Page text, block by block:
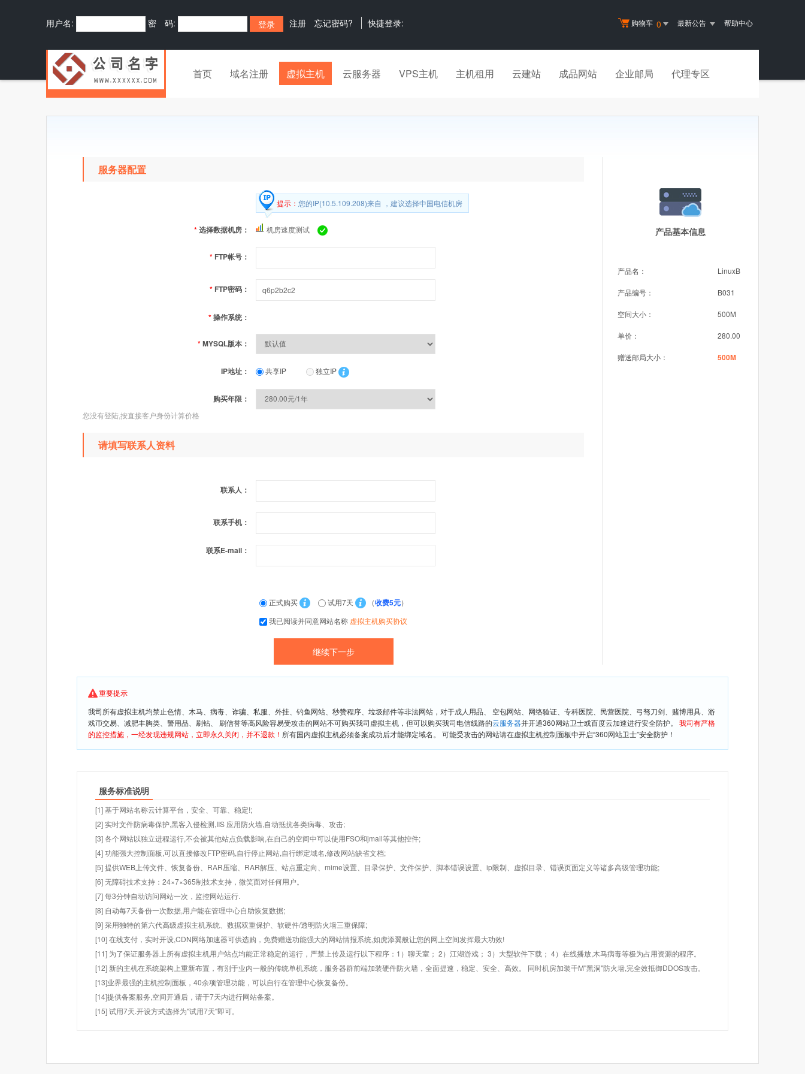
购物车 0 最新公告 帮助中心
用户名: 密 码: 注册 忘记密码? 快捷登录:
首页 域名注册 虚拟主机 云服务器 VPS主机 主机租用 云建站 成品网站 企业邮局 代理专区
产品基本信息
产品名： LinuxB
产品编号： B031
空间大小： 500M
单价： 280.00
赠送邮局大小： 500M
服务器配置
提示： 您的IP(10.5.109.208)来自 ，建议选择中国电信机房
*选择数据机房： 机房速度测试
* FTP帐号：
* FTP密码：
*操作系统：
*MYSQL版本：
IP地址： 共享IP 独立IP
购买年限：
您没有登陆,按直接客户身份计算价格
请填写联系人资料
联系人：
联系手机：
联系E-mail：
正式购买 试用7天 （收费5元）
我已阅读并同意网站名称 虚拟主机购买协议
重要提示
我司所有虚拟主机均禁止色情、木马、病毒、诈骗、私服、外挂、钓鱼网站、秒赞程序、垃圾邮件等非法网站，对于成人用品、 空包网站、网络验证、专科医院、民营医院、弓驽刀剑、赌博用具、游
戏币交易、减肥丰胸类、警用品、刷钻、 刷信誉等高风险容易受攻击的网站不可购买我司虚拟主机，但可以购买我司电信线路的云服务器并开通360网站卫士或百度云加速进行安全防护。 我司有严格
的监控措施，一经发现违规网站，立即永久关闭，并不退款！ 所有国内虚拟主机必须备案成功后才能绑定域名。 可能受攻击的网站请在虚拟主机控制面板中开启“360网站卫士”安全防护！
服务标准说明
[1] 基于网站名称云计算平台，安全、可靠、稳定!;
[2] 实时文件防病毒保护,黑客入侵检测,IIS 应用防火墙,自动抵抗各类病毒、攻击;
[3] 各个网站以独立进程运行,不会被其他站点负载影响,在自己的空间中可以使用FSO和jmail等其他控件;
[4] 功能强大控制面板,可以直接修改FTP密码,自行停止网站,自行绑定域名,修改网站缺省文档;
[5] 提供WEB上传文件、恢复备份、RAR压缩、RAR解压、站点重定向、mime设置、目录保护、文件保护、脚本错误设置、ip限制、虚拟目录、错误页面定义等诸多高级管理功能;
[6] 无障碍技术支持：24×7×365制技术支持，微笑面对任何用户。
[7] 每3分钟自动访问网站一次，监控网站运行.
[8] 自动每7天备份一次数据,用户能在管理中心自助恢复数据;
[9] 采用独特的第六代高级虚拟主机系统、数据双重保护、软硬件/透明防火墙三重保障;
[10] 在线支付，实时开设,CDN网络加速器可供选购，免费赠送功能强大的网站情报系统,如虎添翼般让您的网上空间发挥最大功效!
[11] 为了保证服务器上所有虚拟主机用户站点均能正常稳定的运行，严禁上传及运行以下程序：1）聊天室； 2）江湖游戏； 3）大型软件下载； 4）在线播放,木马病毒等极为占用资源的程序。
[12] 新的主机在系统架构上重新布置，有别于业内一般的传统单机系统，服务器群前端加装硬件防火墙，全面提速，稳定、安全、高效。 同时机房加装千M"黑洞"防火墙,完全效抵御DDOS攻击。
[13]业界最强的主机控制面板，40余项管理功能，可以自行在管理中心恢复备份。
[14]提供备案服务,空间开通后，请于7天内进行网站备案。
[15] 试用7天.开设方式选择为"试用7天"即可。